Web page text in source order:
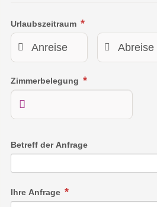
Urlaubszeitraum
Zimmerbelegung
Betreff der Anfrage
Ihre Anfrage